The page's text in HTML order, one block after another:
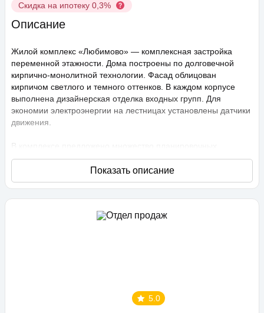
Скидка на ипотеку 0,3%
Описание
Жилой комплекс «Любимово» — комплексная застройка
переменной этажности. Дома построены по долговечной
кирпично-монолитной технологии. Фасад облицован
кирпичом светлого и темного оттенков. В каждом корпусе
выполнена дизайнерская отделка входных групп. Для
экономии электроэнергии на лестницах установлены датчики
движения.
В комплексе предложено множество планировочных
решений: в наличии квартиры, как классического типа, так и
европланировки. Они сдаются с подчистовой отделкой,
высота потолков составляет 2,75 метра. В квартирах
расположены детские и спортивные площадки,
5.0